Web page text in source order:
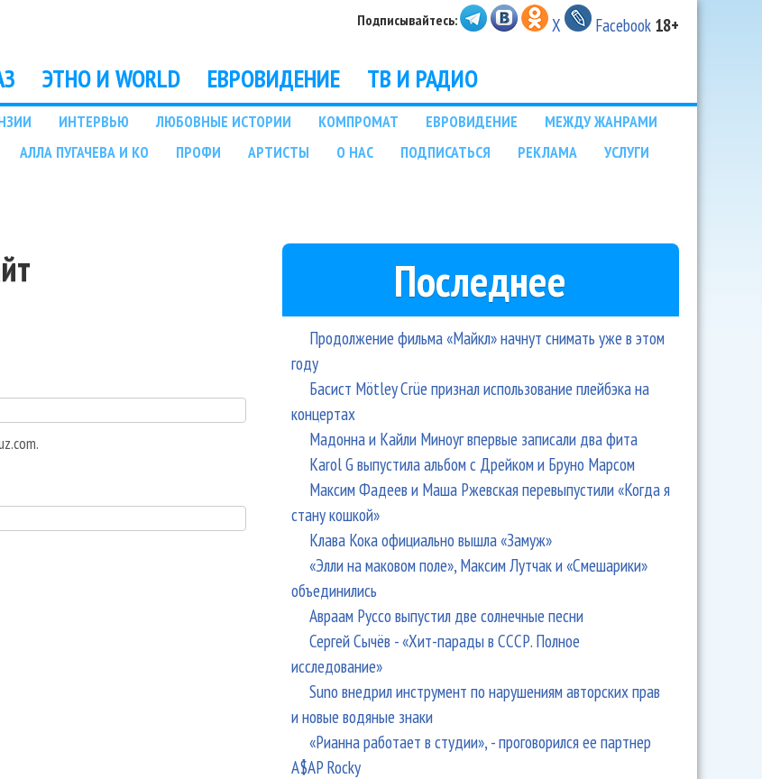
Подписывайтесь: X Facebook 18+
ЭТНО И WORLD ЕВРОВИДЕНИЕ ТВ И РАДИО
ИНТЕРВЬЮ ЛЮБОВНЫЕ ИСТОРИИ КОМПРОМАТ ЕВРОВИДЕНИЕ
МЕЖДУ ЖАНРАМИ
АЛЛА ПУГАЧЕВА И КО ПРОФИ АРТИСТЫ О НАС ПОДПИСАТЬСЯ РЕКЛАМА
УСЛУГИ
Последнее
Продолжение фильма «Майкл» начнут снимать уже в этом
году
Басист Mötley Crüe признал использование плейбэка на
концертах
Мадонна и Кайли Миноуг впервые записали два фита
Karol G выпустила альбом с Дрейком и Бруно Марсом
Максим Фадеев и Маша Ржевская перевыпустили «Когда я
стану кошкой»
Клава Кока официально вышла «Замуж»
«Элли на маковом поле», Максим Лутчак и «Смешарики»
объединились
Авраам Руссо выпустил две солнечные песни
Сергей Сычёв - «Хит-парады в СССР. Полное
исследование»
Suno внедрил инструмент по нарушениям авторских прав
и новые водяные знаки
«Рианна работает в студии», - проговорился ее партнер
A$AP Rocky